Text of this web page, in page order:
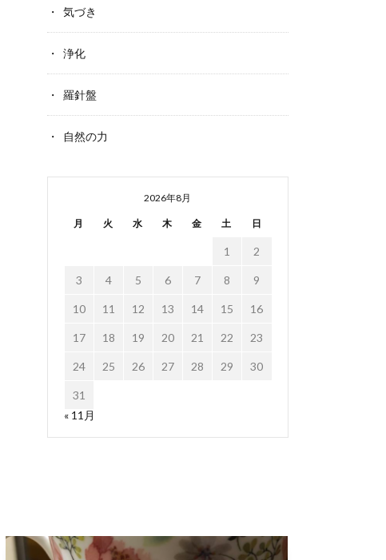
気づき
浄化
羅針盤
自然の力
2026年8月
月 火 水 木 金 土 日
1 2
3 4 5 6 7 8 9
10 11 12 13 14 15 16
17 18 19 20 21 22 23
24 25 26 27 28 29 30
31
« 11月